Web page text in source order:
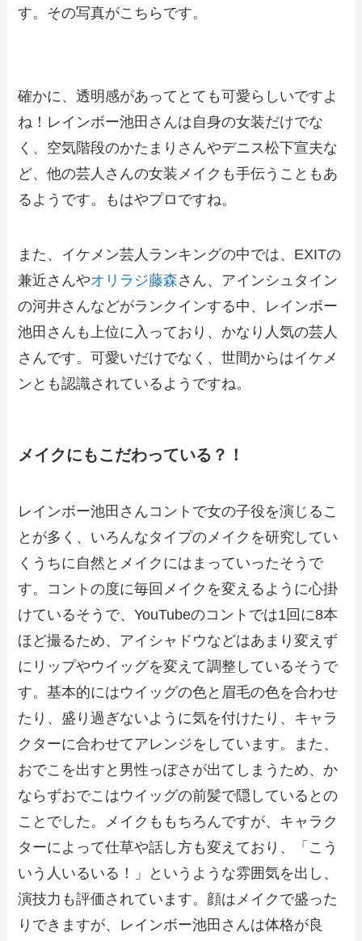
す。その写真がこちらです。
確かに、透明感があってとても可愛らしいですよ
ね！レインボー池田さんは自身の女装だけでな
く、空気階段のかたまりさんやデニス松下宣夫な
ど、他の芸人さんの女装メイクも手伝うこともあ
るようです。もはやプロですね。
また、イケメン芸人ランキングの中では、EXITの
兼近さんやオリラジ藤森さん、アインシュタイン
の河井さんなどがランクインする中、レインボー
池田さんも上位に入っており、かなり人気の芸人
さんです。可愛いだけでなく、世間からはイケメ
ンとも認識されているようですね。
メイクにもこだわっている？！
レインボー池田さんコントで女の子役を演じるこ
とが多く、いろんなタイプのメイクを研究してい
くうちに自然とメイクにはまっていったそうで
す。コントの度に毎回メイクを変えるように心掛
けているそうで、YouTubeのコントでは1回に8本
ほど撮るため、アイシャドウなどはあまり変えず
にリップやウイッグを変えて調整しているそうで
す。基本的にはウイッグの色と眉毛の色を合わせ
たり、盛り過ぎないように気を付けたり、キャラ
クターに合わせてアレンジをしています。また、
おでこを出すと男性っぽさが出てしまうため、か
ならずおでこはウイッグの前髪で隠しているとの
ことでした。メイクももちろんですが、キャラク
ターによって仕草や話し方も変えており、「こう
いう人いるいる！」というような雰囲気を出し、
演技力も評価されています。顔はメイクで盛った
りできますが、レインボー池田さんは体格が良